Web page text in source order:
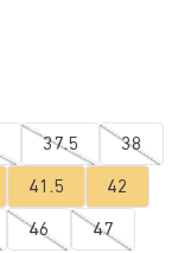
37.5 38
41.5 42
46 47